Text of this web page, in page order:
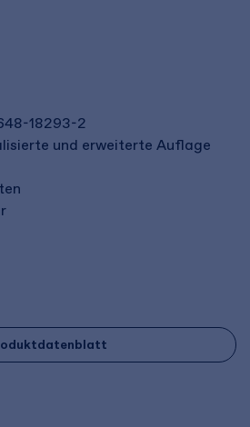
18293-2
und erweiterte Auflage